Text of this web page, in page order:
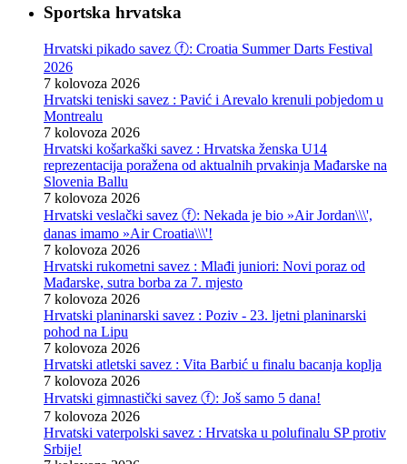
Sportska hrvatska
Hrvatski pikado savez ⓕ: Croatia Summer Darts Festival
2026
7 kolovoza 2026
Hrvatski teniski savez : Pavić i Arevalo krenuli pobjedom u
Montrealu
7 kolovoza 2026
Hrvatski košarkaški savez : Hrvatska ženska U14
reprezentacija poražena od aktualnih prvakinja Mađarske na
Slovenia Ballu
7 kolovoza 2026
Hrvatski veslački savez ⓕ: Nekada je bio »Air Jordan\\\',
danas imamo »Air Croatia\\\'!
7 kolovoza 2026
Hrvatski rukometni savez : Mlađi juniori: Novi poraz od
Mađarske, sutra borba za 7. mjesto
7 kolovoza 2026
Hrvatski planinarski savez : Poziv - 23. ljetni planinarski
pohod na Lipu
7 kolovoza 2026
Hrvatski atletski savez : Vita Barbić u finalu bacanja koplja
7 kolovoza 2026
Hrvatski gimnastički savez ⓕ: Još samo 5 dana!
7 kolovoza 2026
Hrvatski vaterpolski savez : Hrvatska u polufinalu SP protiv
Srbije!